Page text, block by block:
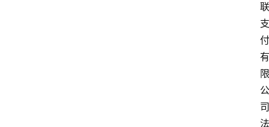
联
支
付
有
限
公
司
法